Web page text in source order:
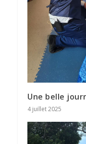
Une belle
4 juillet 2025